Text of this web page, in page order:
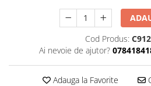
Tricouri de lucru
Saboti medicali
ACCESORII
Noutati
Cod Produs:
Ai nevoie de ajutor?
Adauga la Favorite